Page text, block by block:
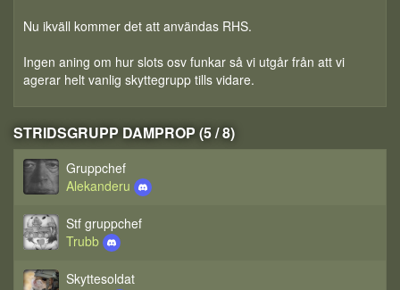
Nu ikväll kommer det att användas RHS.
Ingen aning om hur slots osv funkar så vi utgår från att vi
agerar helt vanlig skyttegrupp tills vidare.
STRIDSGRUPP DAMPROP (5 / 8)
Gruppchef
Alekanderu
Stf gruppchef
Trubb
Skyttesoldat